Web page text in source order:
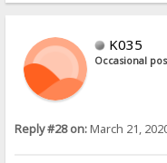
K035
Occasional
Reply #28 on:March 21,